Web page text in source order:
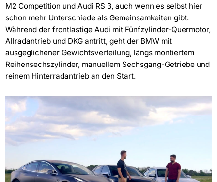
M2 Competition und Audi RS 3, auch wenn es selbst hier
schon mehr Unterschiede als Gemeinsamkeiten gibt.
Während der frontlastige Audi mit Fünfzylinder-Quermotor,
Allradantrieb und DKG antritt, geht der BMW mit
ausgeglichener Gewichtsverteilung, längs montiertem
Reihensechszylinder, manuellem Sechsgang-Getriebe und
reinem Hinterradantrieb an den Start.